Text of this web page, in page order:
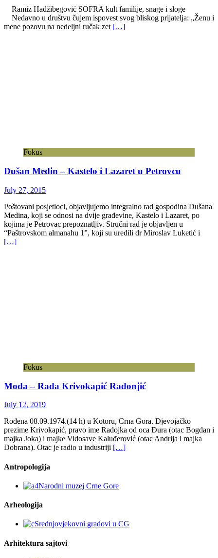
Ramiz Hadžibegović SOFRA kult familije, snage i sloge
Nedavno u društvu čujem ispovest svog bliskog prijatelja: „Ženu i
mene pozovu na nedeljni ručak zet […]
Fokus
Dušan Medin – Kastelo i Lazaret u Petrovcu
July 27, 2015
Poštovani posjetioci, objavljujemo integralno rad gospodina Dušana
Medina, koji se odnosi na dvije građevine, Kastelo i Lazaret, po
kojima je Petrovac prepoznatljiv. Stručni rad je objavljen u
“Paštrovskom almanahu 1”, koji su uredili dr Miroslav Luketić i
[…]
Fokus
Moda – Rada Krivokapić Radonjić
July 12, 2019
Rođena 08.09.1974.(14 h) u Kotoru, Crna Gora. Djevojačko
prezime Krivokapić, pravo ime Radojka od oca Đura (otac Bogdan i
majka Joka) i majke Vidosave Kaluđerović (otac Andrija i majka
Dobrana). Otac je radio u industriji […]
Antropologija
Arheologija
Arhitektura sajtovi